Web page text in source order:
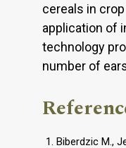
cereals in
application of
technology
number of
Biberdzic M.,